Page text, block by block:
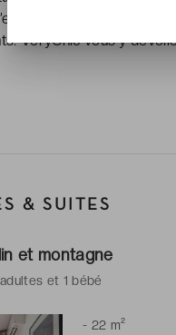
avant toute chose
VeryChic vous y
& SUITES
et montagne
et 1 bébé
- 22 m²